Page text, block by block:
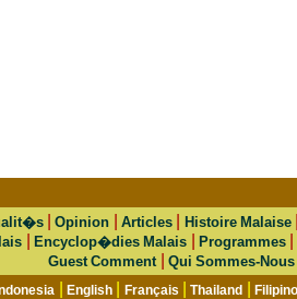
|Opinion Articles| Histoire Malaise
|Encyclop�dies Malais |Programmes
Guest Comment Qui Sommes-Nous
|English Français |Thailand |